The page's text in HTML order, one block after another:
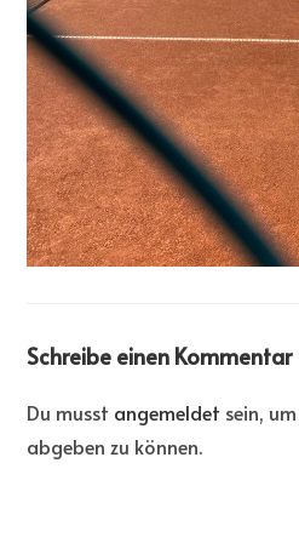
Schreibe einen Kommentar
Du musst angemeldet sein,
abgeben zu können.